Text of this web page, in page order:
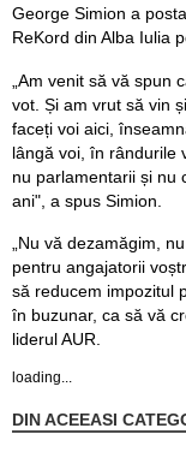
George Simion a
ReKord din Alba Iulia
„Am venit să vă spun
vot. Și am vrut să vin
faceți voi aici,
lângă voi, în rândurile
nu parlamentarii și nu
ani", a spus Simion.
„Nu vă dezamăgim,
pentru angajatorii
să reducem impozitul
în buzunar, ca să vă
liderul AUR.
loading...
DIN ACEEASI